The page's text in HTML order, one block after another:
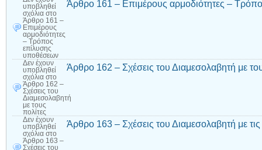
υποβληθεί
σχόλια στο
Άρθρο 161 –
Επιμέρους
αρμοδιότητες
– Τρόπος
επίλυσης
υποθέσεων
Άρθρο 161 – Επιμέρους αρμοδιότητες –
Δεν έχουν
υποβληθεί
σχόλια στο
Άρθρο 162 –
Σχέσεις του
Διαμεσολαβητή
με τους
πολίτες
Άρθρο 162 – Σχέσεις του Διαμεσολαβητή με
Δεν έχουν
υποβληθεί
σχόλια στο
Άρθρο 163 –
Σχέσεις του
Άρθρο 163 – Σχέσεις του Διαμεσολαβητή με τις